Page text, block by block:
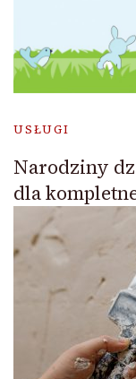
USŁUGI
Narodziny
dla